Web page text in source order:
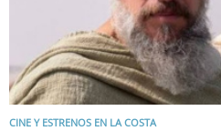
CINE Y ESTRENOS EN LA COSTA